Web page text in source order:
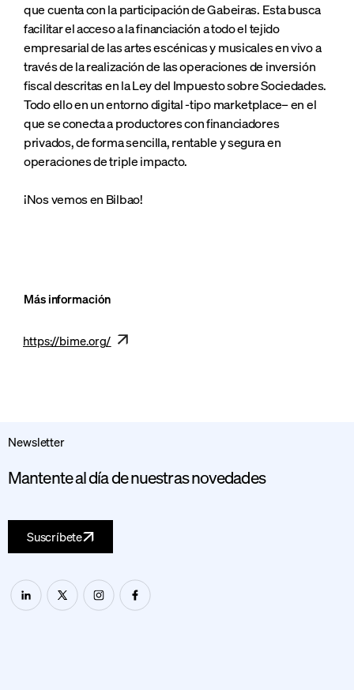
que cuenta con la participación de Gabeiras. Esta busca
facilitar el acceso a la financiación a todo el tejido
empresarial de las artes escénicas y musicales en vivo a
través de la realización de las operaciones de inversión
fiscal descritas en la Ley del Impuesto sobre Sociedades.
Todo ello en un entorno digital -tipo marketplace– en el
que se conecta a productores con financiadores
privados, de forma sencilla, rentable y segura en
operaciones de triple impacto.
¡Nos vemos en Bilbao!
Más información
https://bime.org/
Newsletter
Mantente al día de nuestras novedades
Suscríbete